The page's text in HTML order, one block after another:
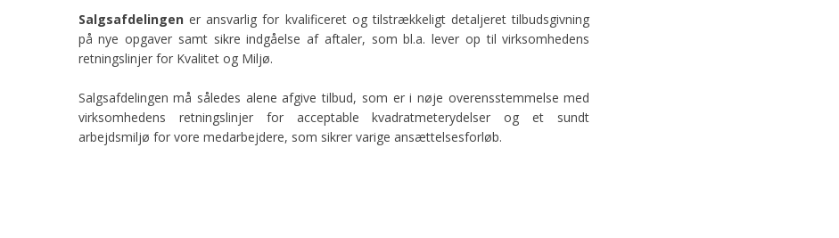
Salgsafdelingener ansvarlig for kvalificeret og tilstrækkeligt detaljeret tilbudsgivning
på nye opgaver samt sikre indgåelse af aftaler, som bl.a. lever op til virksomhedens
retningslinjer for Kvalitet og Miljø.
​Salgsafdelingen må således alene afgive tilbud, som er i nøje overensstemmelse med
virksomhedens retningslinjer for acceptable kvadratmeterydelser og et sundt
arbejdsmiljø for vore medarbejdere, som sikrer varige ansættelsesforløb.